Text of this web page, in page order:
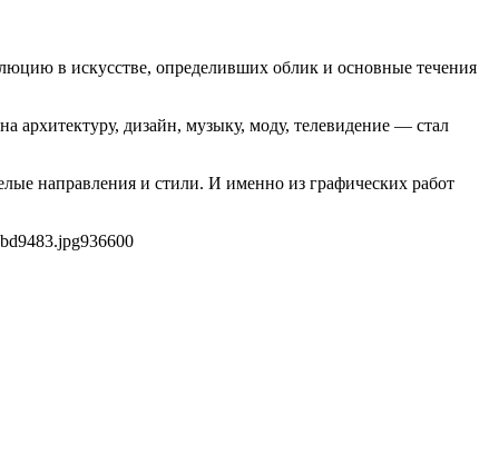
в искусстве, определивших облик и основные течения
архитектуру, дизайн, музыку, моду, телевидение — стал
направления и стили. И именно из графических работ
936600